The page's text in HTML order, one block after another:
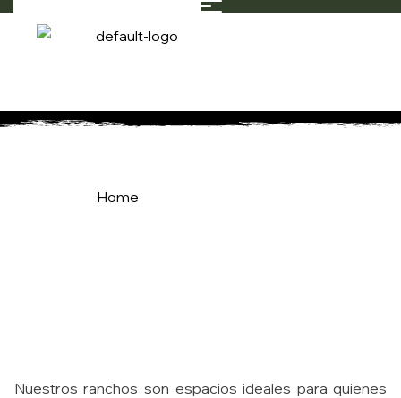
Home
Nuestros ranchos son espacios ideales para quienes